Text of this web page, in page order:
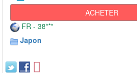
ACHETER
FR - 38***
Japon